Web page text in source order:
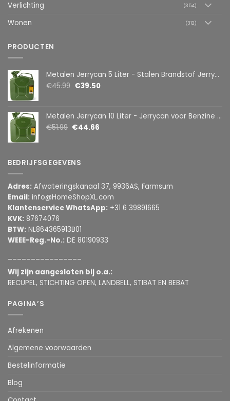
Verlichting (354)
Wonen (312)
PRODUCTEN
Metalen Jerrycan 5 Liter - Stalen Brandstof Jerrycan voor Benzine & Diesel - Benzinekan 5L - Brandstofkan voor Auto, Motor, Werkplaats & Machines - Groen - 1 Stuks [10886-05]
€45.99 €39.50
Metalen Jerrycan 10 Liter - Jerrycan voor Benzine en Diesel - Stalen Brandstof Jerrycan 10L - Benzinekan - Reservekan voor Auto en Werkplaats - Groen - 1 Stuks [10886-10]
€51.99 €44.66
BEDRIJFSGEGEVENS
Adres: Afwateringskanaal 37, 9936AS, Farmsum
Email: info@HomeShopXL.com
Klantenservice WhatsApp: +31 6 39891665
KVK: 87674076
BTW: NL864365913B01
WEEE-Reg.-No.: DE 80190933
Wij zijn aangesloten bij o.a.:
RECUPEL, STICHTING OPEN, LANDBELL, STIBAT EN BEBAT
PAGINA’S
Afrekenen
Algemene voorwaarden
Bestelinformatie
Blog